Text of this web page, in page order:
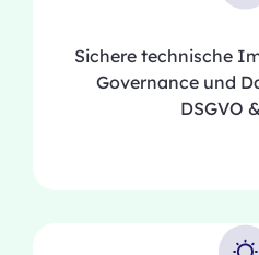
Sichere technische
Governance und
DSGVO